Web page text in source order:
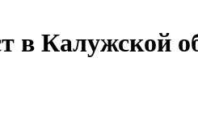
Калужской